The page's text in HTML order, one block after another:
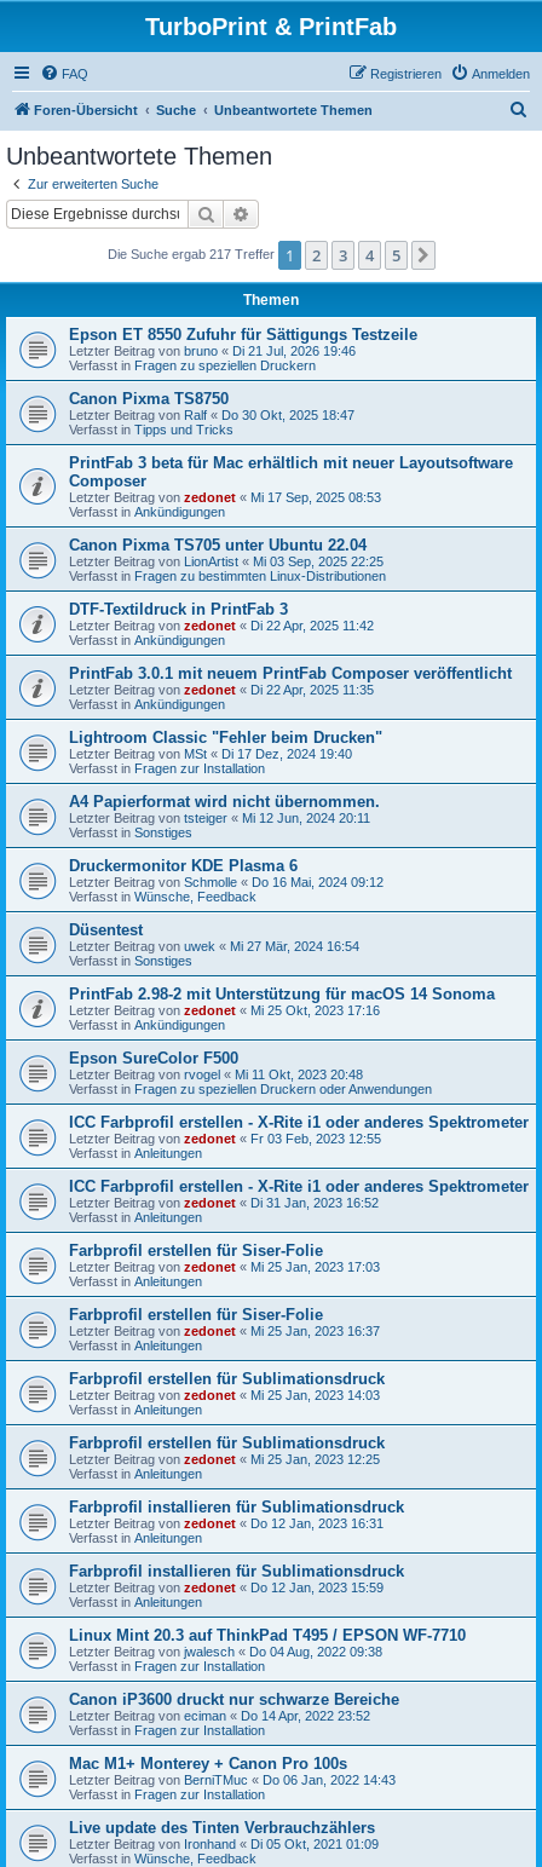
TurboPrint & PrintFab
FAQ Anmelden
Registrieren
Foren-Übersicht Suche Unbeantwortete Themen
Unbeantwortete Themen
Zur erweiterten Suche
Suche
Die Suche ergab 217 Treffer 1 2 3 4 5
Themen
Epson ET 8550 Zufuhr für Sättigungs Testzeile
Letzter Beitrag von bruno « Di 21 Jul, 2026 19:46
Verfasst in Fragen zu speziellen Druckern
Canon Pixma TS8750
Letzter Beitrag von Ralf « Do 30 Okt, 2025 18:47
Verfasst in Tipps und Tricks
PrintFab 3 beta für Mac erhältlich mit neuer Layoutsoftware
Composer
Letzter Beitrag von zedonet « Mi 17 Sep, 2025 08:53
Verfasst in Ankündigungen
Canon Pixma TS705 unter Ubuntu 22.04
Letzter Beitrag von LionArtist « Mi 03 Sep, 2025 22:25
Verfasst in Fragen zu bestimmten Linux-Distributionen
DTF-Textildruck in PrintFab 3
Letzter Beitrag von zedonet « Di 22 Apr, 2025 11:42
Verfasst in Ankündigungen
PrintFab 3.0.1 mit neuem PrintFab Composer veröffentlicht
Letzter Beitrag von zedonet « Di 22 Apr, 2025 11:35
Verfasst in Ankündigungen
Lightroom Classic "Fehler beim Drucken"
Letzter Beitrag von MSt « Di 17 Dez, 2024 19:40
Verfasst in Fragen zur Installation
A4 Papierformat wird nicht übernommen.
Letzter Beitrag von tsteiger « Mi 12 Jun, 2024 20:11
Verfasst in Sonstiges
Druckermonitor KDE Plasma 6
Letzter Beitrag von Schmolle « Do 16 Mai, 2024 09:12
Verfasst in Wünsche, Feedback
Düsentest
Letzter Beitrag von uwek « Mi 27 Mär, 2024 16:54
Verfasst in Sonstiges
PrintFab 2.98-2 mit Unterstützung für macOS 14 Sonoma
Letzter Beitrag von zedonet « Mi 25 Okt, 2023 17:16
Verfasst in Ankündigungen
Epson SureColor F500
Letzter Beitrag von rvogel « Mi 11 Okt, 2023 20:48
Verfasst in Fragen zu speziellen Druckern oder Anwendungen
ICC Farbprofil erstellen - X-Rite i1 oder anderes Spektrometer
Letzter Beitrag von zedonet « Fr 03 Feb, 2023 12:55
Verfasst in Anleitungen
ICC Farbprofil erstellen - X-Rite i1 oder anderes Spektrometer
Letzter Beitrag von zedonet « Di 31 Jan, 2023 16:52
Verfasst in Anleitungen
Farbprofil erstellen für Siser-Folie
Letzter Beitrag von zedonet « Mi 25 Jan, 2023 17:03
Verfasst in Anleitungen
Farbprofil erstellen für Siser-Folie
Letzter Beitrag von zedonet « Mi 25 Jan, 2023 16:37
Verfasst in Anleitungen
Farbprofil erstellen für Sublimationsdruck
Letzter Beitrag von zedonet « Mi 25 Jan, 2023 14:03
Verfasst in Anleitungen
Farbprofil erstellen für Sublimationsdruck
Letzter Beitrag von zedonet « Mi 25 Jan, 2023 12:25
Verfasst in Anleitungen
Farbprofil installieren für Sublimationsdruck
Letzter Beitrag von zedonet « Do 12 Jan, 2023 16:31
Verfasst in Anleitungen
Farbprofil installieren für Sublimationsdruck
Letzter Beitrag von zedonet « Do 12 Jan, 2023 15:59
Verfasst in Anleitungen
Linux Mint 20.3 auf ThinkPad T495 / EPSON WF-7710
Letzter Beitrag von jwalesch « Do 04 Aug, 2022 09:38
Verfasst in Fragen zur Installation
Canon iP3600 druckt nur schwarze Bereiche
Letzter Beitrag von eciman « Do 14 Apr, 2022 23:52
Verfasst in Fragen zur Installation
Mac M1+ Monterey + Canon Pro 100s
Letzter Beitrag von BerniTMuc « Do 06 Jan, 2022 14:43
Verfasst in Fragen zur Installation
Live update des Tinten Verbrauchzählers
Letzter Beitrag von Ironhand « Di 05 Okt, 2021 01:09
Verfasst in Wünsche, Feedback